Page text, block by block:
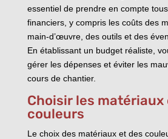
essentiel de prendre en compte
financiers, y compris les coûts des
main-d’œuvre, des outils et des
En établissant un budget réaliste,
gérer les dépenses et éviter les
cours de chantier.
Choisir les matériaux
couleurs
Le choix des matériaux et des